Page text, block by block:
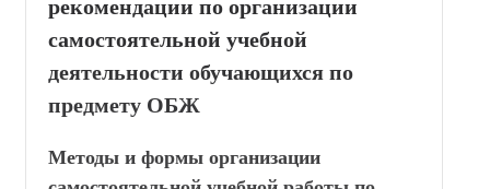
рекомендации по организации
самостоятельной учебной
деятельности обучающихся по
предмету ОБЖ
Методы и формы организации